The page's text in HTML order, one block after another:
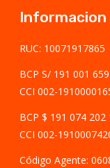
Informacion
RUC: 10071917865
BCP S/ 191 001
CCI 002-
BCP $ 191 074 202
CCI 002-
Código Agente: